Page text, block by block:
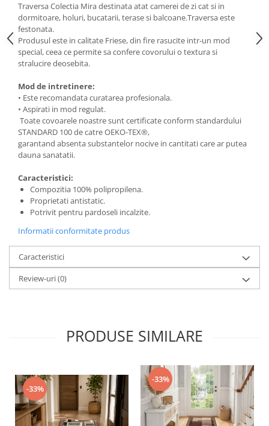
Traversa Colectia Mira destinata atat camerei de zi cat si in
dormitoare, holuri, bucatarii, terase si balcoane.Traversa este
festonata.
Produsul este in calitate Friese, din fire rasucite intr-un mod
special, ceea ce permite sa confere covorului o textura si
stralucire deosebita.
Mod de intretinere:
• Este recomandata curatarea profesionala.
• Aspirati in mod regulat.
Toate covoarele noastre sunt certificate conform standardului
STANDARD 100 de catre OEKO-TEX®,
garantand absenta substantelor nocive in cantitati care ar putea
dauna sanatatii.
Caracteristici:
Compozitia 100% polipropilena.
Proprietati antistatic.
Potrivit pentru pardoseli incalzite.
Informatii conformitate produs
Caracteristici
Review-uri(0)
PRODUSE SIMILARE
-33%
-33%